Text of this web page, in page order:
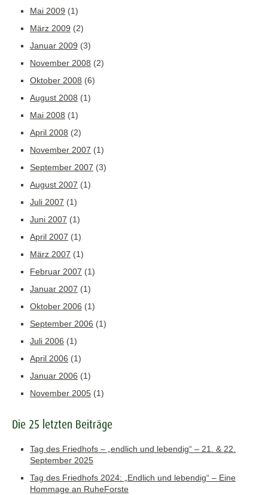
Mai 2009 (1)
März 2009 (2)
Januar 2009 (3)
November 2008 (2)
Oktober 2008 (6)
August 2008 (1)
Mai 2008 (1)
April 2008 (2)
November 2007 (1)
September 2007 (3)
August 2007 (1)
Juli 2007 (1)
Juni 2007 (1)
April 2007 (1)
März 2007 (1)
Februar 2007 (1)
Januar 2007 (1)
Oktober 2006 (1)
September 2006 (1)
Juli 2006 (1)
April 2006 (1)
Januar 2006 (1)
November 2005 (1)
Die 25 letzten Beiträge
Tag des Friedhofs – „endlich und lebendig“ – 21. & 22.
September 2025
Tag des Friedhofs 2024: „Endlich und lebendig“ – Eine
Hommage an RuheForste